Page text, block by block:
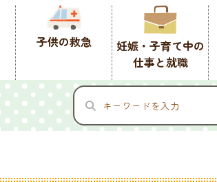
子供の救急
妊娠・子育て中の
仕事と就職